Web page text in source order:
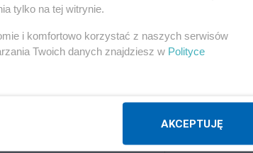
nawet luksusowa suterena
Napisz notkę
tylko na tej witrynie.
i komfortowo korzystać z naszych serwisów
Twoich danych znajdziesz w Polityce
AKCEPTUJĘ